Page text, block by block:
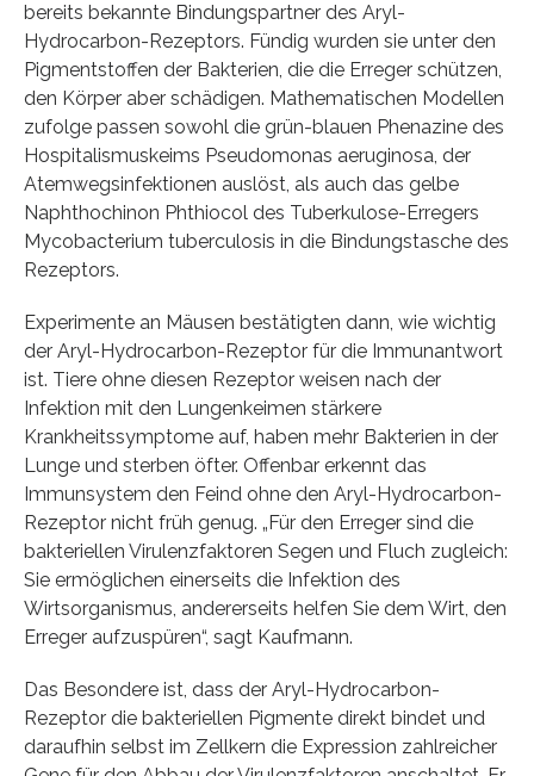
bereits bekannte Bindungspartner des Aryl-
Hydrocarbon-Rezeptors. Fündig wurden sie unter den
Pigmentstoffen der Bakterien, die die Erreger schützen,
den Körper aber schädigen. Mathematischen Modellen
zufolge passen sowohl die grün-blauen Phenazine des
Hospitalismuskeims Pseudomonas aeruginosa, der
Atemwegsinfektionen auslöst, als auch das gelbe
Naphthochinon Phthiocol des Tuberkulose-Erregers
Mycobacterium tuberculosis in die Bindungstasche des
Rezeptors.
Experimente an Mäusen bestätigten dann, wie wichtig
der Aryl-Hydrocarbon-Rezeptor für die Immunantwort
ist. Tiere ohne diesen Rezeptor weisen nach der
Infektion mit den Lungenkeimen stärkere
Krankheitssymptome auf, haben mehr Bakterien in der
Lunge und sterben öfter. Offenbar erkennt das
Immunsystem den Feind ohne den Aryl-Hydrocarbon-
Rezeptor nicht früh genug. „Für den Erreger sind die
bakteriellen Virulenzfaktoren Segen und Fluch zugleich:
Sie ermöglichen einerseits die Infektion des
Wirtsorganismus, andererseits helfen Sie dem Wirt, den
Erreger aufzuspüren“, sagt Kaufmann.
Das Besondere ist, dass der Aryl-Hydrocarbon-
Rezeptor die bakteriellen Pigmente direkt bindet und
daraufhin selbst im Zellkern die Expression zahlreicher